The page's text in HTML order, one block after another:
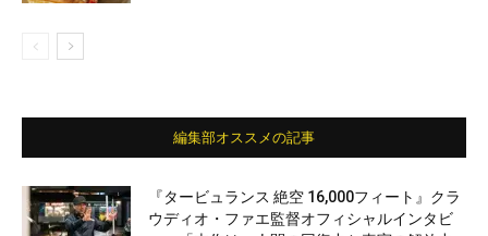
編集部オススメの記事
『タービュランス 絶空 16,000フィート』クラ
ウディオ・ファエ監督オフィシャルインタビ